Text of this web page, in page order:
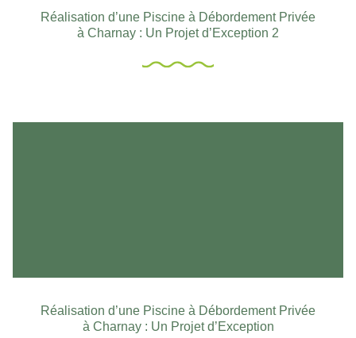
Réalisation d’une Piscine à Débordement Privée
à Charnay : Un Projet d’Exception 2
Réalisation d’une Piscine à Débordement Privée
à Charnay : Un Projet d’Exception